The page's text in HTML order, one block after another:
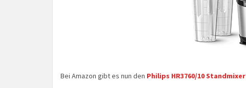
Bei Amazon gibt es nun den Philips HR3760/10 Standmixer